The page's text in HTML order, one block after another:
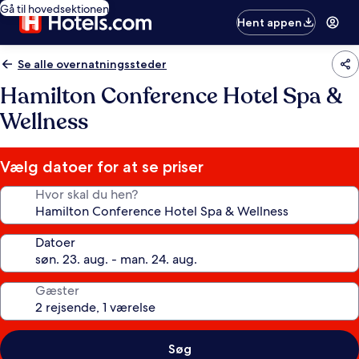
Gå til hovedsektionen
Hent appen
Se alle overnatningssteder
Hamilton Conference Hotel Spa &
Wellness
Vælg datoer for at se priser
Hvor skal du hen?
Datoer
Gæster
Søg